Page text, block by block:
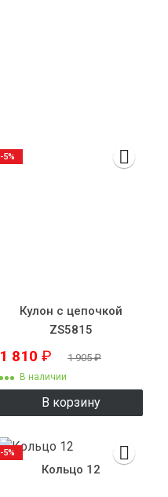
Кулон с цепочкой
ZS5815
1 810 ₽ 1 905₽
В наличии
В корзину
-5%
Кольцо 12
-5%